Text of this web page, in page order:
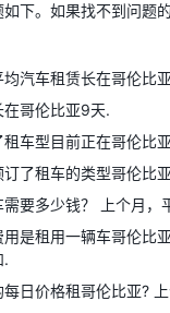
下。如果找不到问题
汽车租赁长在哥伦比
哥伦比亚9天.
车型目前正在哥伦比
了租车的类型哥伦比
要多少钱？ 上个月，
是租用一辆车哥伦比
.
日价格租哥伦比亚?